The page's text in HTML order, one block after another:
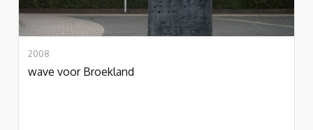
2008
wave voor Broekland